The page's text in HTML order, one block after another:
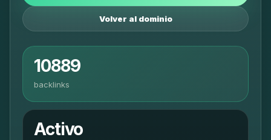
Volver al dominio
10889
backlinks
Activo